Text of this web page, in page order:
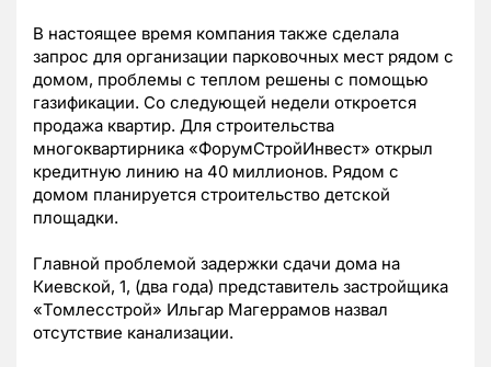
В настоящее время компания также сделала
запрос для организации парковочных мест рядом с
домом, проблемы с теплом решены с помощью
газификации. Со следующей недели откроется
продажа квартир. Для строительства
многоквартирника «ФорумСтройИнвест» открыл
кредитную линию на 40 миллионов. Рядом с
домом планируется строительство детской
площадки.
Главной проблемой задержки сдачи дома на
Киевской, 1, (два года) представитель застройщика
«Томлесстрой» Ильгар Магеррамов назвал
отсутствие канализации.